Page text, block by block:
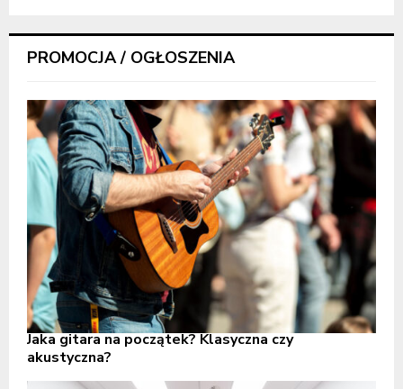
PROMOCJA / OGŁOSZENIA
Jaka gitara na początek? Klasyczna czy
akustyczna?